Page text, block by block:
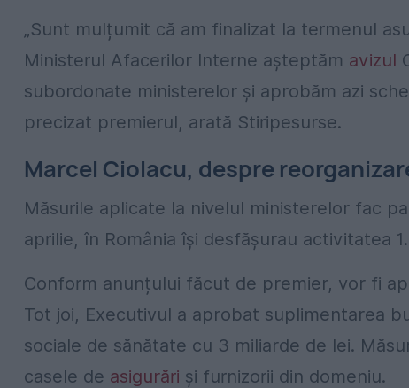
„Sunt mulțumit că am finalizat la termenul
Ministerul Afacerilor Interne așteptăm avizul
subordonate ministerelor și aprobăm azi
precizat premierul, arată Stiripesurse.
Marcel Ciolacu, despre
Măsurile aplicate la nivelul ministerelor fac
aprilie, în România își desfășurau activitatea
Conform anunțului făcut de premier, vor fi
Tot joi, Executivul a aprobat suplimentarea
sociale de sănătate cu 3 miliarde de lei.
casele de asigurări și furnizorii din domeniu.